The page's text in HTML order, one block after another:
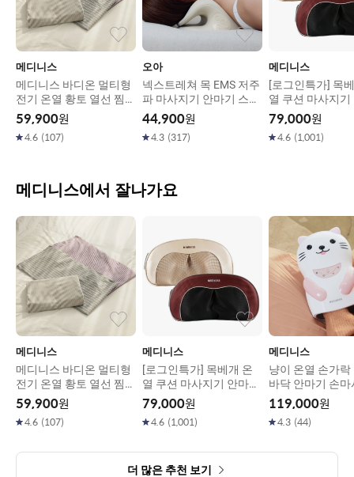
메디니스
메디니스 바디온 멀티형
전기 온열 황토 열선 찜질
기 3종
59,900원
4.6 (107)
오아
넥스트레쳐 목 EMS 저주
파 마사지기 안마기 스트
레칭 기구
44,900원
4.3 (317)
메디니스
[로그인특가] 목
열 쿠션 마사지기
버블쿠션 (레드,
이트,블랙)
79,000원
4.6 (1,001)
메디니스에서 잘나가요
메디니스
메디니스 바디온 멀티형
전기 온열 황토 열선 찜질
기 3종
59,900원
4.6 (107)
메디니스
[로그인특가] 목베개 온
열 쿠션 마사지기 안마기
버블쿠션 (레드,골드,화
이트,블랙)
79,000원
4.6 (1,001)
메디니스
냥이 온열 손가락
바닥 안마기 손
MDM-008
119,000원
4.3 (44)
더 많은 추천 보기